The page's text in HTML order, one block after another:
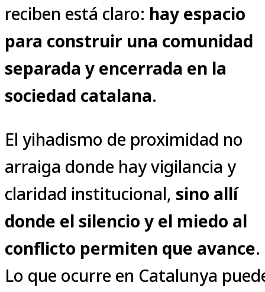
reciben está claro: hay espacio
para construir una comunidad
separada y encerrada en la
sociedad catalana.
El yihadismo de proximidad no
arraiga donde hay vigilancia y
claridad institucional, sino allí
donde el silencio y el miedo al
conflicto permiten que avance.
Lo que ocurre en Catalunya